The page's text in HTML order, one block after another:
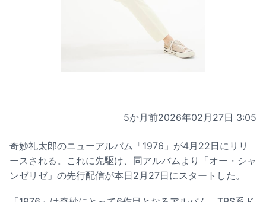
5か月前2026年02月27日 3:05
奇妙礼太郎のニューアルバム「1976」が4月22日にリリ
ースされる。これに先駆け、同アルバムより「オー・シャ
ンゼリゼ」の先行配信が本日2月27日にスタートした。